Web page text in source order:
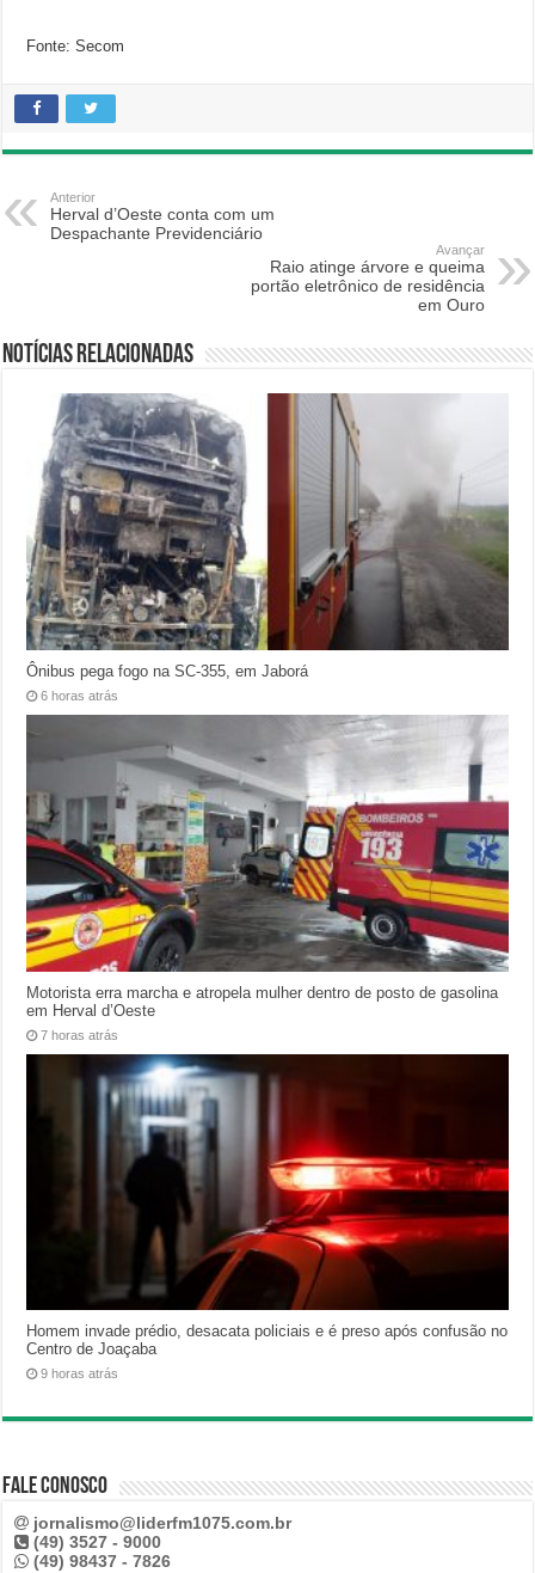
Fonte: Secom
Anterior
Herval d’Oeste conta com um
Despachante Previdenciário
Avançar
Raio atinge árvore e queima
portão eletrônico de residência
em Ouro
Notícias relacionadas
Ônibus pega fogo na SC-355, em Jaborá
6 horas atrás
Motorista erra marcha e atropela mulher dentro de posto de gasolina
em Herval d’Oeste
7 horas atrás
Homem invade prédio, desacata policiais e é preso após confusão no
Centro de Joaçaba
9 horas atrás
Fale Conosco
jornalismo@liderfm1075.com.br
(49) 3527 - 9000
(49) 98437 - 7826